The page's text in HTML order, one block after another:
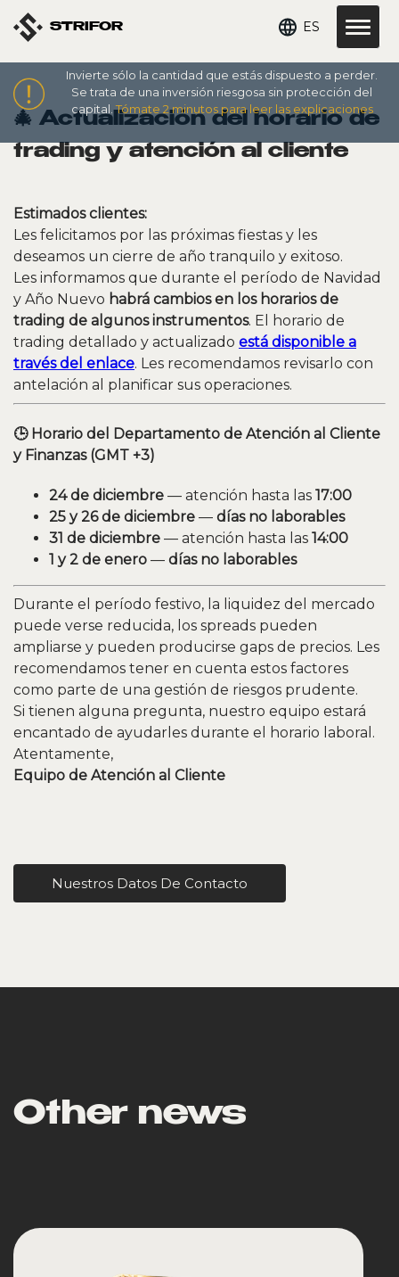
STRIFOR ES
Invierte sólo la cantidad que estás dispuesto a perder.
Se trata de una inversión riesgosa sin protección del
capital.Tómate 2 minutos para leer las explicaciones
🎄 Actualización del horario de
trading y atención al cliente
Estimados clientes:
Les felicitamos por las próximas fiestas y les
deseamos un cierre de año tranquilo y exitoso.
Les informamos que durante el período de Navidad
y Año Nuevo habrá cambios en los horarios de
trading de algunos instrumentos. El horario de
trading detallado y actualizado está disponible a
través del enlace. Les recomendamos revisarlo con
antelación al planificar sus operaciones.
🕒 Horario del Departamento de Atención al Cliente
y Finanzas (GMT +3)
24 de diciembre — atención hasta las 17:00
25 y 26 de diciembre — días no laborables
31 de diciembre — atención hasta las 14:00
1 y 2 de enero — días no laborables
Durante el período festivo, la liquidez del mercado
puede verse reducida, los spreads pueden
ampliarse y pueden producirse gaps de precios. Les
recomendamos tener en cuenta estos factores
como parte de una gestión de riesgos prudente.
Si tienen alguna pregunta, nuestro equipo estará
encantado de ayudarles durante el horario laboral.
Atentamente,
Equipo de Atención al Cliente
Nuestros Datos De Contacto
Other news